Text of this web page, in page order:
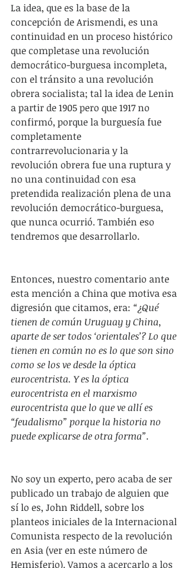
La idea, que es la base de la
concepción de Arismendi, es una
continuidad en un proceso histórico
que completase una revolución
democrático-burguesa incompleta,
con el tránsito a una revolución
obrera socialista; tal la idea de Lenin
a partir de 1905 pero que 1917 no
confirmó, porque la burguesía fue
completamente
contrarrevolucionaria y la
revolución obrera fue una ruptura y
no una continuidad con esa
pretendida realización plena de una
revolución democrático-burguesa,
que nunca ocurrió. También eso
tendremos que desarrollarlo.
Entonces, nuestro comentario ante
esta mención a China que motiva esa
digresión que citamos, era: “¿Qué
tienen de común Uruguay y China,
aparte de ser todos ‘orientales’? Lo que
tienen en común no es lo que son sino
como se los ve desde la óptica
eurocentrista. Y es la óptica
eurocentrista en el marxismo
eurocentrista que lo que ve allí es
“feudalismo” porque la historia no
puede explicarse de otra forma”.
No soy un experto, pero acaba de ser
publicado un trabajo de alguien que
sí lo es, John Riddell, sobre los
planteos iniciales de la Internacional
Comunista respecto de la revolución
en Asia (ver en este número de
Hemisferio). Vamos a acercarlo a los